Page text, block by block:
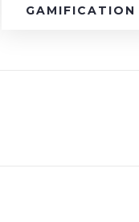
GAMIFICATION